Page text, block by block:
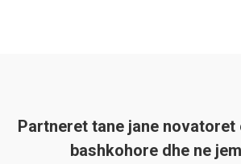
Partneret tane jane
bashkohore dhe ne